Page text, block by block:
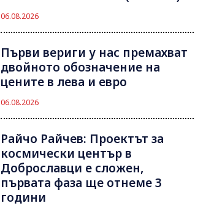
06.08.2026
Първи вериги у нас премахват
двойното обозначение на
цените в лева и евро
06.08.2026
Райчо Райчев: Проектът за
космически център в
Доброславци е сложен,
първата фаза ще отнеме 3
години